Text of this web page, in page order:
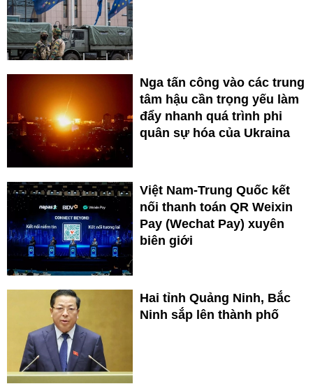
Nga tấn công vào các trung
tâm hậu cần trọng yếu làm
đẩy nhanh quá trình phi
quân sự hóa của Ukraina
Việt Nam-Trung Quốc kết
nối thanh toán QR Weixin
Pay (Wechat Pay) xuyên
biên giới
Hai tỉnh Quảng Ninh, Bắc
Ninh sắp lên thành phố